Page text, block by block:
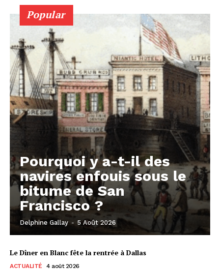
Popular
Pourquoi y a-t-il des
navires enfouis sous le
bitume de San
Francisco ?
Delphine Gallay - 5 Août 2026
Le Dîner en Blanc fête la rentrée à Dallas
ACTUALITÉ 4 août 2026